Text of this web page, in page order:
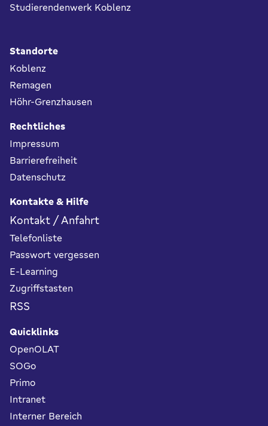
Studierendenwerk Koblenz
Standorte
Koblenz
Remagen
Höhr-Grenzhausen
Rechtliches
Impressum
Barrierefreiheit
Datenschutz
Kontakte & Hilfe
Kontakt / Anfahrt
Telefonliste
Passwort vergessen
E-Learning
Zugriffstasten
RSS
Quicklinks
OpenOLAT
SOGo
Primo
Intranet
Interner Bereich